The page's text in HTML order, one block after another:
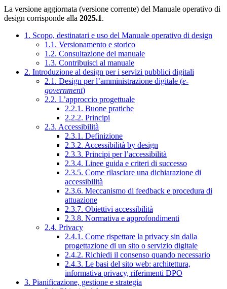
La versione aggiornata (versione corrente) del Manuale operativo di
design corrisponde alla 2025.1.
1. Scopo, destinatari e uso del Manuale operativo di design
1.1. Versionamento e storico
1.2. Consultazione del manuale
1.3. Contribuisci al manuale
2. Introduzione al design per i servizi pubblici digitali
2.1. Design per l’amministrazione digitale (e-
government)
2.2. L’approccio progettuale
2.2.1. Buone pratiche
2.2.2. Principi
2.3. Accessibilità
2.3.1. Definizione
2.3.2. Accessibilità by design
2.3.3. Principi per l’accessibilità
2.3.4. Linee guida e criteri di successo
2.3.5. Come rilasciare una dichiarazione di
accessibilità
2.3.6. Meccanismo di feedback e procedura di
attuazione
2.3.7. Obiettivi accessibilità
2.3.8. Normativa e approfondimenti
2.4. Privacy
2.4.1. Come rispettare la privacy sin dalla
progettazione di un sito o servizio digitale
2.4.2. Richiedi il consenso quando necessario
2.4.3. Le basi del sito web: architettura,
informativa privacy, riferimenti DPO
3. Pianificazione, gestione e strategia